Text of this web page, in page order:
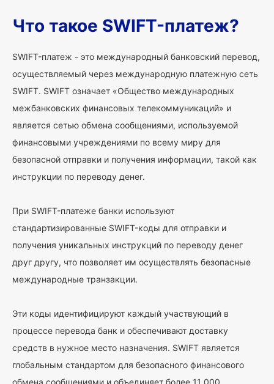
Что такое SWIFT-платеж?
SWIFT-платеж - это международный банковский перевод,
осуществляемый через международную платежную сеть
SWIFT. SWIFT означает «Общество международных
межбанковских финансовых телекоммуникаций» и
является сетью обмена сообщениями, используемой
финансовыми учреждениями по всему миру для
безопасной отправки и получения информации, такой как
инструкции по переводу денег.
При SWIFT-платеже банки используют
стандартизированные SWIFT-коды для отправки и
получения уникальных инструкций по переводу денег
друг другу, что позволяет им осуществлять безопасные
международные транзакции.
Эти коды идентифицируют каждый участвующий в
процессе перевода банк и обеспечивают доставку
средств в нужное место назначения. SWIFT является
глобальным стандартом для безопасного финансового
обмена сообщениями и объединяет более 11 000